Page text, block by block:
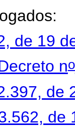
de 19
no
de
de